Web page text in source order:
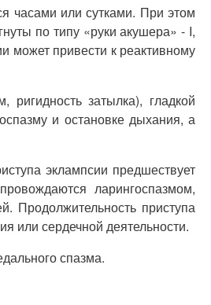
часами или сутками. При этом
по типу «руки акушера» - I,
может привести к реактивному
затылка), гладкой
и остановке дыхания, а
эклампсии предшествует
ларингоспазмом,
Продолжительность приступа
или серд­ечной деятельности.
спазма.